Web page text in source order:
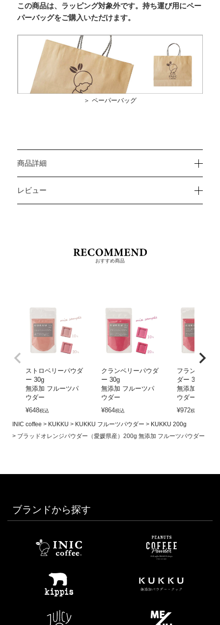
この商品は、ラッピング対象外です。持ち運び用にペー
パーバッグをご購入いただけます。
＞ ペーパーバッグ
商品詳細
レビュー
おすすめ商品
ストロベリーパウダ
ー 30g
無添加 フルーツパ
ウダー
¥648税込
クランベリーパウダ
ー 30g
無添加 フルーツパ
ウダー
¥864税込
フランボワー
ダー 30g
無添加 フルー
ウダー
¥972税込
INIC coffee KUKKU KUKKU フルーツパウダー
KUKKU 200g
ブラッドオレンジパウダー（愛媛県産）200g 無添加 フルーツパウダー
ブランドから探す